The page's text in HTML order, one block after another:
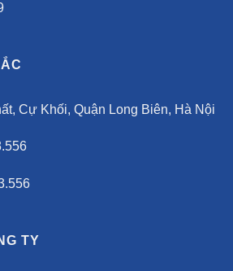
Cự Khối, Quận Long Biên, Hà Nội
TY